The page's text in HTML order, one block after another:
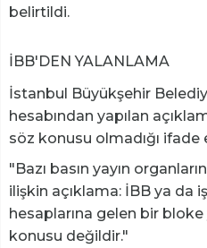
belirtildi.
İBB'DEN YALANLAMA
İstanbul Büyükşehir
hesabından yapılan
söz konusu olmadığı ifade
"Bazı basın yayın
ilişkin açıklama: İBB ya da
hesaplarına gelen bir
konusu değildir."